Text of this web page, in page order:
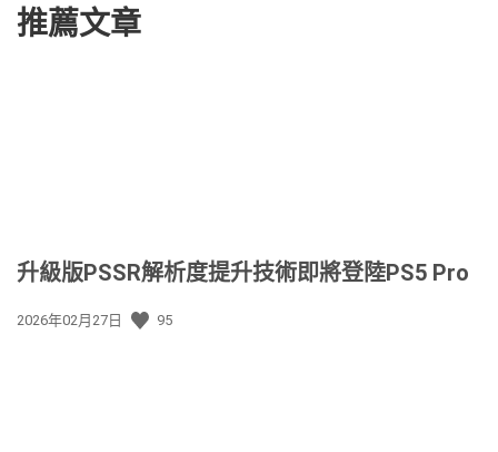
推薦文章
升級版PSSR解析度提升技術即將登陸PS5 Pro
發
2026年02月27日 95